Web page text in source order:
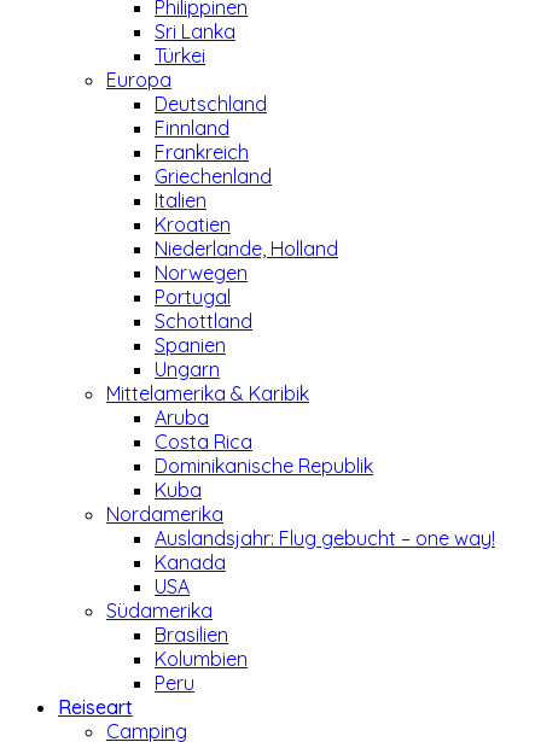
Philippinen
Sri Lanka
Türkei
Europa
Deutschland
Finnland
Frankreich
Griechenland
Italien
Kroatien
Niederlande, Holland
Norwegen
Portugal
Schottland
Spanien
Ungarn
Mittelamerika & Karibik
Aruba
Costa Rica
Dominikanische Republik
Kuba
Nordamerika
Auslandsjahr: Flug gebucht – one way!
Kanada
USA
Südamerika
Brasilien
Kolumbien
Peru
Reiseart
Camping